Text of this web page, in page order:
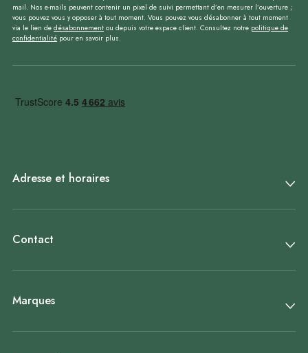
mail. Nos e-mails peuvent contenir un pixel de suivi permettant d’en mesurer l’ouverture ;
vous pouvez vous y opposer à tout moment. Vous pouvez vous désabonner à tout moment
via le lien de désabonnement ou depuis votre espace client. Consultez notre politique de
confidentialité pour en savoir plus.
Adresse et horaires
Contact
Marques